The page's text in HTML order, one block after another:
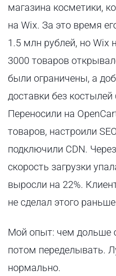
магазина косметики,
на Wix. За это время
1.5 млн рублей, но Wix
3000 товаров
были ограничены, а
доставки без
Переносили на
товаров, настроили
подключили CDN.
скорость загрузки
выросли на 22%.
не сделал этого
Мой опыт: чем дольше
потом переделывать.
нормально.